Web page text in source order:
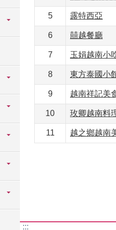
5 露特西亞
6 囍越餐廳
7 玉娟越南小
8 東方泰國小
9 越南祥記美
10 玫卿越南料
11 越之鄉越南
:::